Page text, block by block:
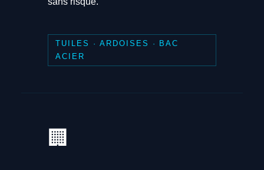
TUILES · ARDOISES · BAC
ACIER
🏢